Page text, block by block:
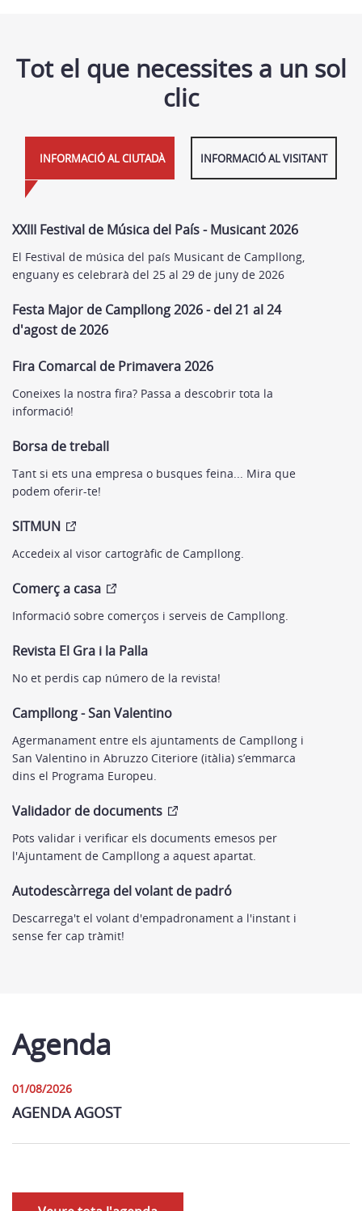
Tot el que necessites a un sol
clic
INFORMACIÓ AL CIUTADÀ INFORMACIÓ AL VISITANT
XXIII Festival de Música del País - Musicant 2026
El Festival de música del país Musicant de Campllong,
enguany es celebrarà del 25 al 29 de juny de 2026
Festa Major de Campllong 2026 - del 21 al 24
d'agost de 2026
Fira Comarcal de Primavera 2026
Coneixes la nostra fira? Passa a descobrir tota la
informació!
Borsa de treball
Tant si ets una empresa o busques feina... Mira que
podem oferir-te!
SITMUN
Accedeix al visor cartogràfic de Campllong.
Comerç a casa
Informació sobre comerços i serveis de Campllong.
Revista El Gra i la Palla
No et perdis cap número de la revista!
Campllong - San Valentino
Agermanament entre els ajuntaments de Campllong i
San Valentino in Abruzzo Citeriore (itàlia) s’emmarca
dins el Programa Europeu.
Validador de documents
Pots validar i verificar els documents emesos per
l'Ajuntament de Campllong a aquest apartat.
Autodescàrrega del volant de padró
Descarrega't el volant d'empadronament a l'instant i
sense fer cap tràmit!
Agenda
01/08/2026
AGENDA AGOST